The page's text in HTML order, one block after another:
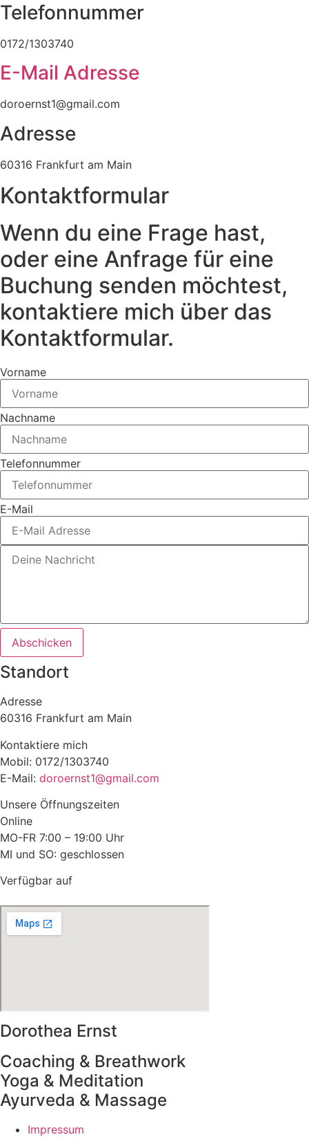
Telefonnummer
0172/1303740
E-Mail Adresse
doroernst1@gmail.com
Adresse
60316 Frankfurt am Main
Kontaktformular
Wenn du eine Frage hast,
oder eine Anfrage für eine
Buchung senden möchtest,
kontaktiere mich über das
Kontaktformular.
Vorname
Nachname
Telefonnummer
E-Mail
Abschicken
Standort
Adresse
60316 Frankfurt am Main
Kontaktiere mich
Mobil: 0172/1303740
E-Mail: doroernst1@gmail.com
Unsere Öffnungszeiten
Online
MO-FR 7:00 – 19:00 Uhr
MI und SO: geschlossen
Verfügbar auf
Dorothea Ernst
Coaching & Breathwork
Yoga & Meditation
Ayurveda & Massage
Impressum